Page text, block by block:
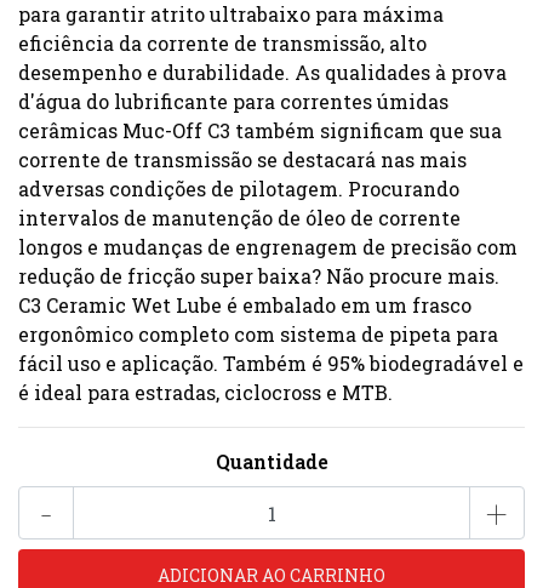
para garantir atrito ultrabaixo para máxima
eficiência da corrente de transmissão, alto
desempenho e durabilidade. As qualidades à prova
d'água do lubrificante para correntes úmidas
cerâmicas Muc-Off C3 também significam que sua
corrente de transmissão se destacará nas mais
adversas condições de pilotagem. Procurando
intervalos de manutenção de óleo de corrente
longos e mudanças de engrenagem de precisão com
redução de fricção super baixa? Não procure mais.
C3 Ceramic Wet Lube é embalado em um frasco
ergonômico completo com sistema de pipeta para
fácil uso e aplicação. Também é 95% biodegradável e
é ideal para estradas, ciclocross e MTB.
Quantidade
- +